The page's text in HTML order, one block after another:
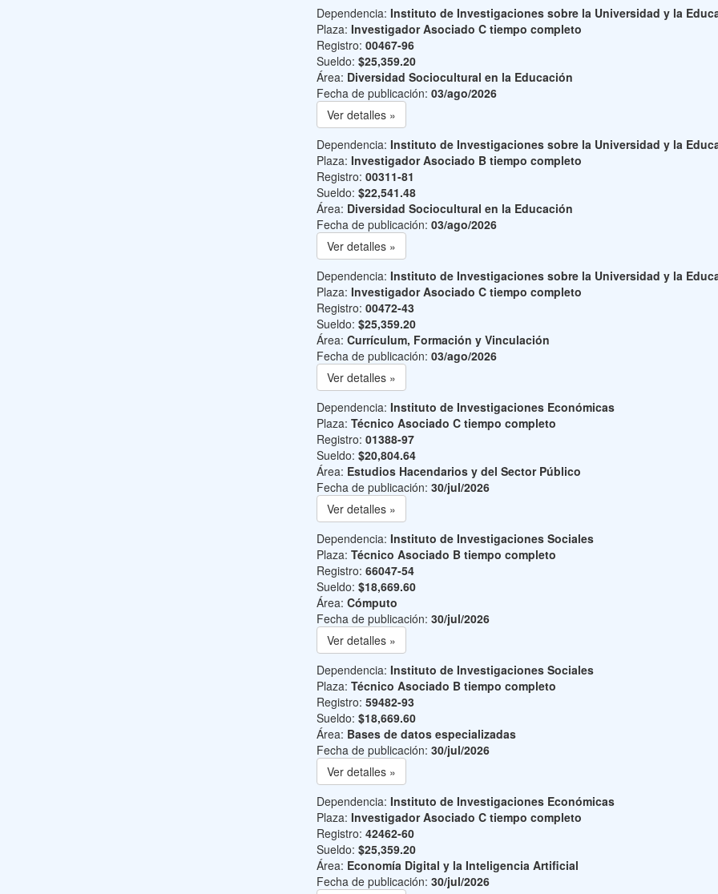
Dependencia: Instituto de Investigaciones sobre la Universidad y la
Plaza: Investigador Asociado C tiempo completo
Registro: 00467-96
Sueldo: $25,359.20
Área: Diversidad Sociocultural en la Educación
Fecha de publicación: 03/ago/2026
Ver detalles »
Dependencia: Instituto de Investigaciones sobre la Universidad y la
Plaza: Investigador Asociado B tiempo completo
Registro: 00311-81
Sueldo: $22,541.48
Área: Diversidad Sociocultural en la Educación
Fecha de publicación: 03/ago/2026
Ver detalles »
Dependencia: Instituto de Investigaciones sobre la Universidad y la
Plaza: Investigador Asociado C tiempo completo
Registro: 00472-43
Sueldo: $25,359.20
Área: Currículum, Formación y Vinculación
Fecha de publicación: 03/ago/2026
Ver detalles »
Dependencia: Instituto de Investigaciones Económicas
Plaza: Técnico Asociado C tiempo completo
Registro: 01388-97
Sueldo: $20,804.64
Área: Estudios Hacendarios y del Sector Público
Fecha de publicación: 30/jul/2026
Ver detalles »
Dependencia: Instituto de Investigaciones Sociales
Plaza: Técnico Asociado B tiempo completo
Registro: 66047-54
Sueldo: $18,669.60
Área: Cómputo
Fecha de publicación: 30/jul/2026
Ver detalles »
Dependencia: Instituto de Investigaciones Sociales
Plaza: Técnico Asociado B tiempo completo
Registro: 59482-93
Sueldo: $18,669.60
Área: Bases de datos especializadas
Fecha de publicación: 30/jul/2026
Ver detalles »
Dependencia: Instituto de Investigaciones Económicas
Plaza: Investigador Asociado C tiempo completo
Registro: 42462-60
Sueldo: $25,359.20
Área: Economía Digital y la Inteligencia Artificial
Fecha de publicación: 30/jul/2026